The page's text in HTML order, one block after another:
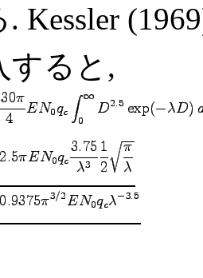
Kessler
すると,